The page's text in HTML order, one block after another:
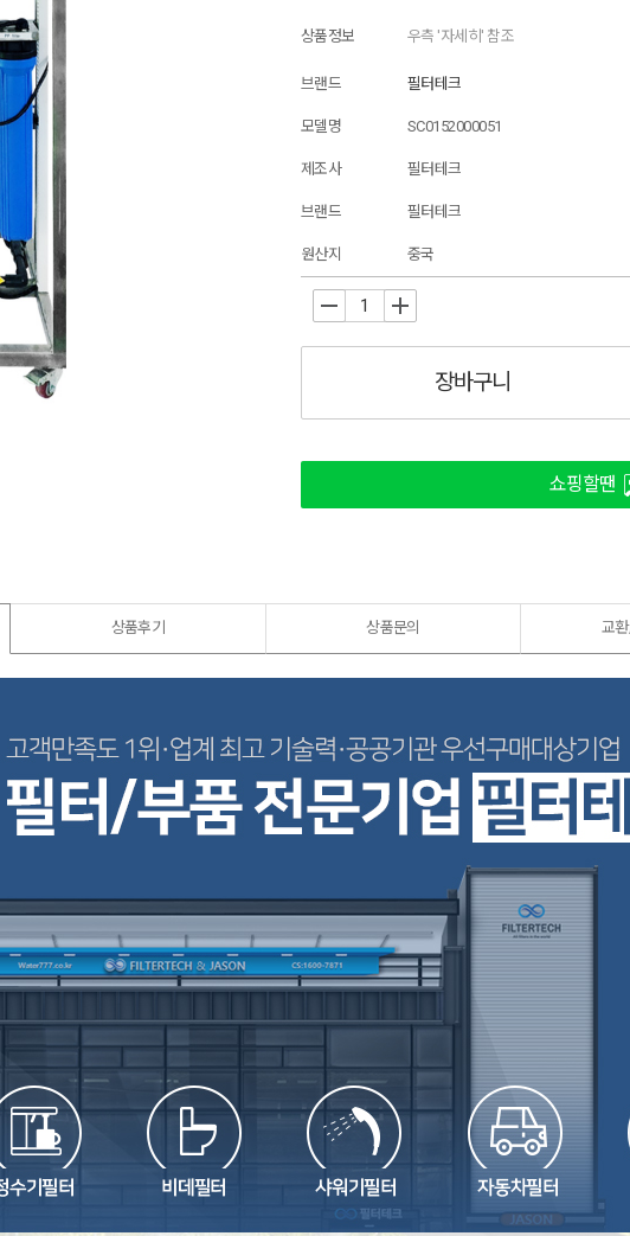
상품정보 우측 '자세히' 참조
브랜드 필터테크
모델명 SC0152000051
제조사 필터테크
브랜드 필터테크
원산지 중국
+
장바구니
쇼핑할땐
상품후기 상품문의 교